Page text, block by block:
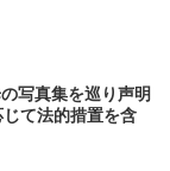
写真集を巡り声明
て法的措置を含